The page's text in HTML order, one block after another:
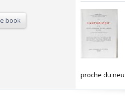
book
‎proche du